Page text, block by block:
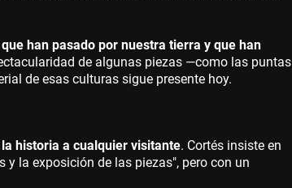
han pasado por nuestra tierra y que han
de algunas piezas —como las puntas
de esas culturas sigue presente hoy.
historia a cualquier visitante. Cortés insiste en
la exposición de las piezas", pero con un